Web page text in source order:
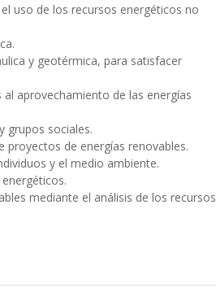
uso de los recursos energéticos no
y geotérmica, para satisfacer
aprovechamiento de las energías
grupos sociales.
proyectos de energías renovables.
y el medio ambiente.
mediante el análisis de los recursos